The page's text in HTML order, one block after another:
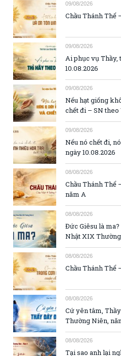
09/08/2026
Chầu Thánh Thể
09/08/2026
Ai phục vụ Thầy,
10.08.2026
09/08/2026
Nếu hạt giống
chết đi – SN theo
09/08/2026
Nếu nó chết đi,
ngày 10.08.2026
08/08/2026
Chầu Thánh Thể
năm A
08/08/2026
Đức Giêsu là
Nhật XIX
08/08/2026
Chầu Thánh Thể
08/08/2026
Cứ yên tâm,
Thường Niên,
08/08/2026
Tại sao anh lại